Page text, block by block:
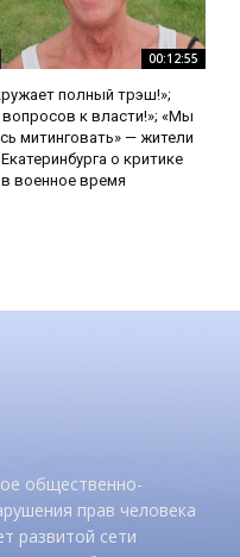
00:12:55
полный трэш!»;
к власти!»; «Мы
митинговать» — жители
о критике
военное время
общественно-
прав человека
развитой сети